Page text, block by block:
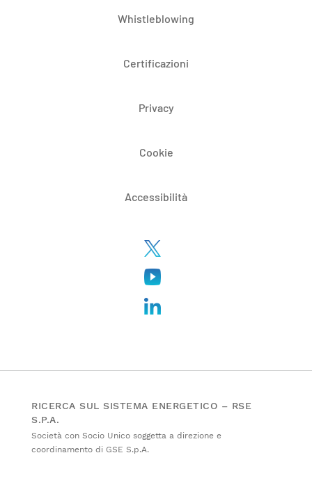
Whistleblowing
Certificazioni
Privacy
Cookie
Accessibilità
RICERCA SUL SISTEMA ENERGETICO – RSE
S.P.A.
Società con Socio Unico soggetta a direzione e
coordinamento di GSE S.p.A.